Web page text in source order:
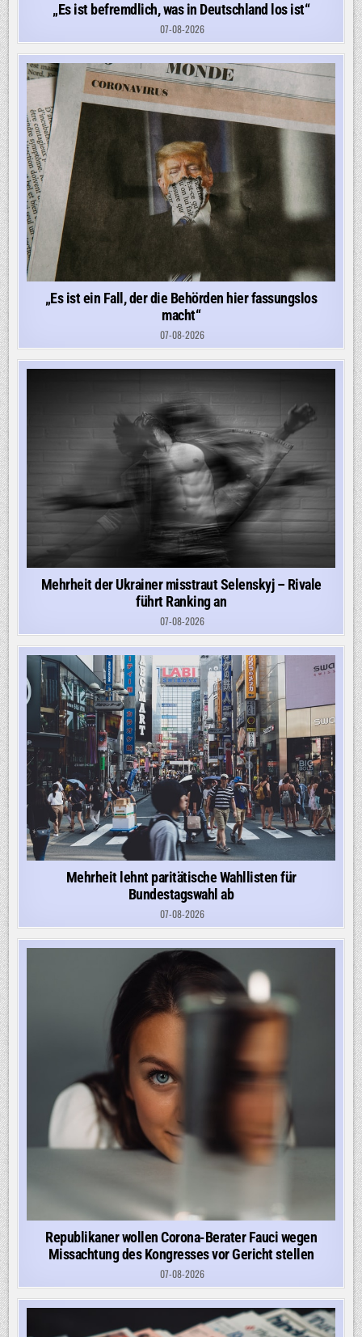
„Es ist befremdlich, was in Deutschland los ist“
07-08-2026
„Es ist ein Fall, der die Behörden hier fassungslos
macht“
07-08-2026
Mehrheit der Ukrainer misstraut Selenskyj – Rivale
führt Ranking an
07-08-2026
Mehrheit lehnt paritätische Wahllisten für
Bundestagswahl ab
07-08-2026
Republikaner wollen Corona-Berater Fauci wegen
Missachtung des Kongresses vor Gericht stellen
07-08-2026